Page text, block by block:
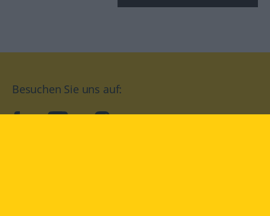
Besuchen Sie uns auf:
facebookYouTube Instagram